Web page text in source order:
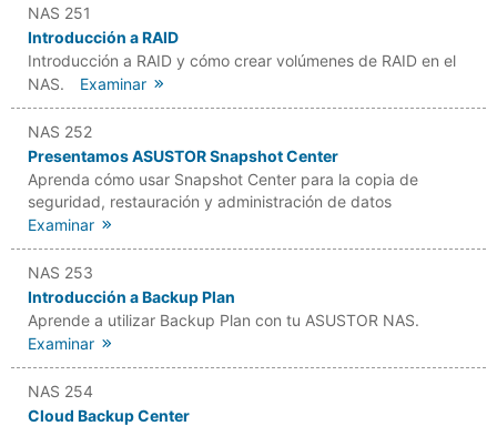
NAS 251
Introducción a RAID
Introducción a RAID y cómo crear volúmenes de RAID en el
NAS.
Examinar
NAS 252
Presentamos ASUSTOR Snapshot Center
Aprenda cómo usar Snapshot Center para la copia de
seguridad, restauración y administración de datos
Examinar
NAS 253
Introducción a Backup Plan
Aprende a utilizar Backup Plan con tu ASUSTOR NAS.
Examinar
NAS 254
Cloud Backup Center